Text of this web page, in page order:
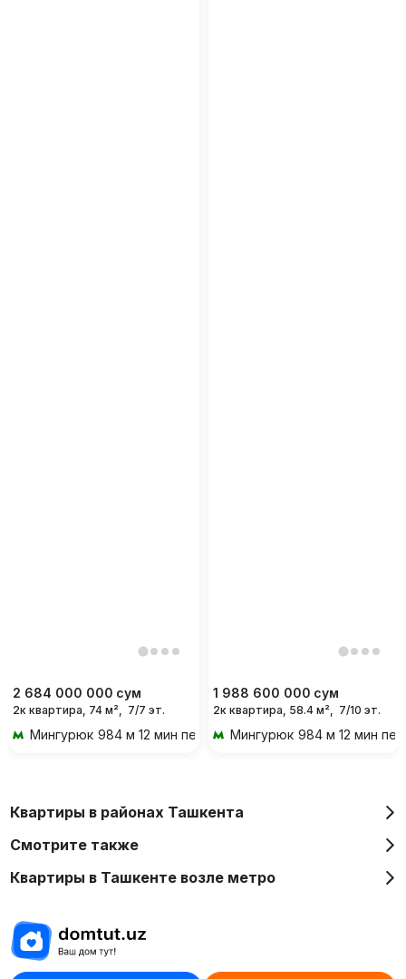
2 684 000 000 сум
2к квартира, 74 м², 7/7 эт.
Мингурюк 984 м 12 мин пешком
1 988 600 000 сум
2к квартира, 58.4 м², 7/10 эт.
Мингурюк 984 м 12 мин
Квартиры в районах Ташкента
Смотрите также
Квартиры в Ташкенте возле метро